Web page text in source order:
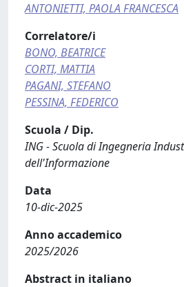
ANTONIETTI, PAOLA FRANCESCA
Correlatore/i
BONO, BEATRICE
CORTI, MATTIA
PAGANI, STEFANO
PESSINA, FEDERICO
Scuola / Dip.
ING - Scuola di Ingegneria
dell'Informazione
Data
10-dic-2025
Anno accademico
2025/2026
Abstract in italiano